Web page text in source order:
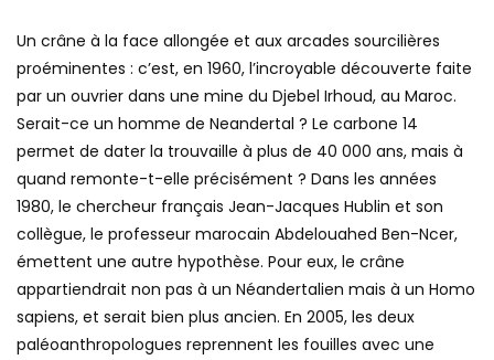
Un crâne à la face allongée et aux arcades sourcilières
proéminentes : c’est, en 1960, l’incroyable découverte faite
par un ouvrier dans une mine du Djebel Irhoud, au Maroc.
Serait-ce un homme de Neandertal ? Le carbone 14
permet de dater la trouvaille à plus de 40 000 ans, mais à
quand remonte-t-elle précisément ? Dans les années
1980, le chercheur français Jean-Jacques Hublin et son
collègue, le professeur marocain Abdelouahed Ben-Ncer,
émettent une autre hypothèse. Pour eux, le crâne
appartiendrait non pas à un Néandertalien mais à un Homo
sapiens, et serait bien plus ancien. En 2005, les deux
paléoanthropologues reprennent les fouilles avec une